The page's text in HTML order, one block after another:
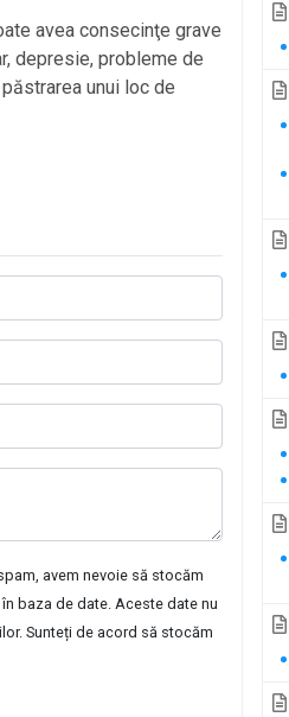
avea consecinţe grave
depresie, probleme de
unui loc de
avem nevoie să stocăm
baza de date. Aceste date nu
Sunteți de acord să stocăm